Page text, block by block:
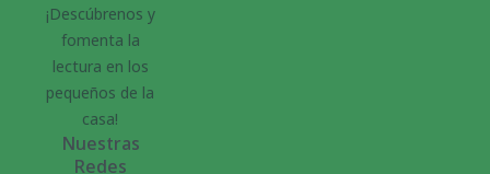
¡Descúbrenos y
fomenta la
lectura en los
pequeños de la
casa!
Nuestras
Redes